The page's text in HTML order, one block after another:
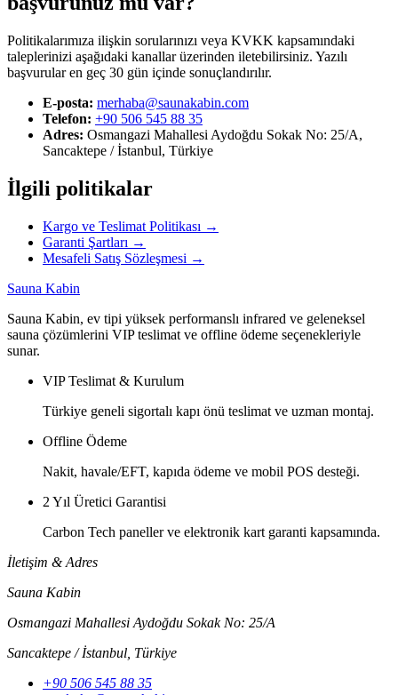
Politikalarımıza ilişkin sorularınızı veya KVKK kapsamındaki
taleplerinizi aşağıdaki kanallar üzerinden iletebilirsiniz. Yazılı
başvurular en geç 30 gün içinde sonuçlandırılır.
E-posta: merhaba@saunakabin.com
Telefon: +90 506 545 88 35
Adres: Osmangazi Mahallesi Aydoğdu Sokak No: 25/A,
Sancaktepe / İstanbul, Türkiye
İlgili politikalar
Kargo ve Teslimat Politikası →
Garanti Şartları →
Mesafeli Satış Sözleşmesi →
Sauna Kabin
Sauna Kabin, ev tipi yüksek performanslı infrared ve geleneksel
sauna çözümlerini VIP teslimat ve offline ödeme seçenekleriyle
sunar.
VIP Teslimat & Kurulum
Türkiye geneli sigortalı kapı önü teslimat ve uzman montaj.
Offline Ödeme
Nakit, havale/EFT, kapıda ödeme ve mobil POS desteği.
2 Yıl Üretici Garantisi
Carbon Tech paneller ve elektronik kart garanti kapsamında.
İletişim & Adres
Sauna Kabin
Osmangazi Mahallesi Aydoğdu Sokak No: 25/A
Sancaktepe / İstanbul Türkiye
+90 506 545 88 35